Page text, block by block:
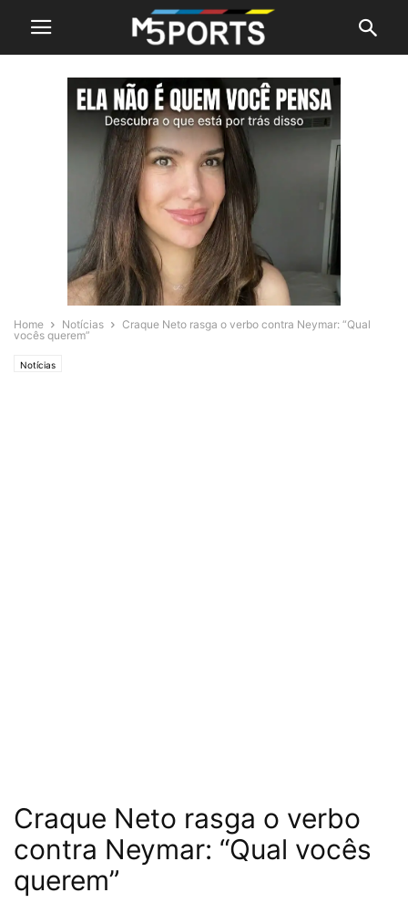
Home Notícias
Craque Neto rasga o verbo contra Neymar: “Qual
vocês querem”
Notícias
Craque Neto rasga o verbo
contra Neymar: “Qual vocês
querem”